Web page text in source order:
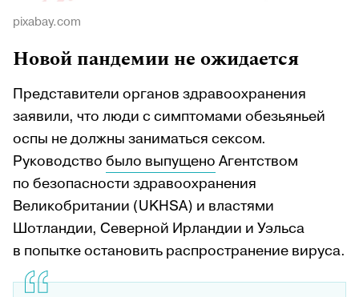
pixabay.com
Новой пандемии не ожидается
Представители органов здравоохранения
заявили, что люди с симптомами обезьяньей
оспы не должны заниматься сексом.
Руководство было выпущено Агентством
по безопасности здравоохранения
Великобритании (UKHSA) и властями
Шотландии, Северной Ирландии и Уэльса
в попытке остановить распространение вируса.